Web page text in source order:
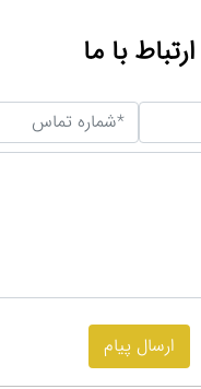
ارتباط با ما